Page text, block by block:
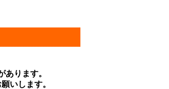
ります。
いします。